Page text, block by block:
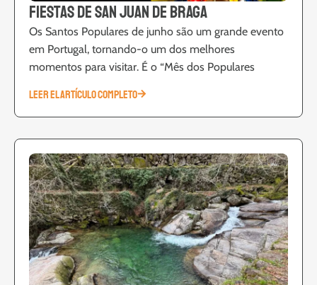
Fiestas de San Juan de Braga
Os Santos Populares de junho são um grande evento
em Portugal, tornando-o um dos melhores
momentos para visitar. É o “Mês dos Populares
LEER EL ARTÍCULO COMPLETO